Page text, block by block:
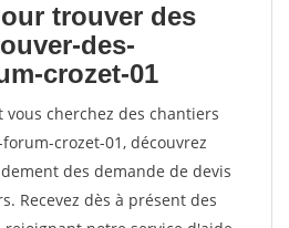
trouver des
des-
crozet-01
cherchez des chantiers
crozet-01, découvrez
des demande de devis
Recevez dès à présent des